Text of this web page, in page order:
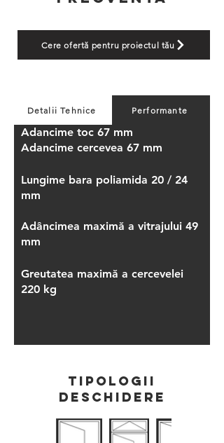
Cere ofertă pentru proiectul tău
Detalii Tehnice Performante
Adancime toc 67 mm
Adancime cercevea 67 mm
Lungime bara poliamida 20 / 24
mm
Adâncimea maximă a vitrajului 49
mm
Greutatea maximă a cercevelei
220 kg
TIPOLOGII
dESCHIDERE